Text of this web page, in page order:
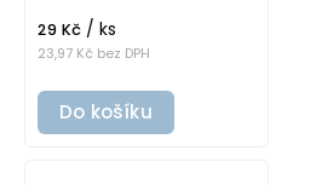
23,97 Kč bez DPH
29 Kč / ks
Do košíku